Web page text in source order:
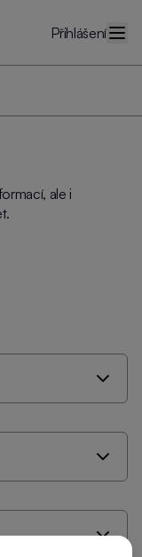
Přihlášení
ale i